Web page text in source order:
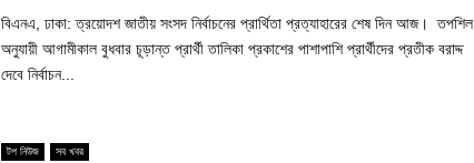
বিএনএ, ঢাকা: ত্রয়োদশ জাতীয় সংসদ নির্বাচনের প্রার্থিতা প্রত্যাহারের শেষ দিন আজ। তপশিল
অনুযায়ী আগামীকাল বুধবার চূড়ান্ত প্রার্থী তালিকা প্রকাশের পাশাপাশি প্রার্থীদের প্রতীক বরাদ্দ
দেবে নির্বাচন...
টপ নিউজ সব খবর